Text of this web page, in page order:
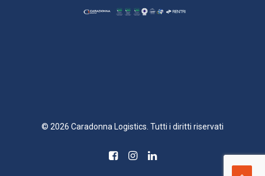
© 2026 Caradonna Logistics. Tutti i diritti riservati